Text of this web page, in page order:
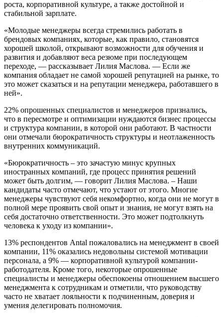
роста, корпоративной культуре, а также достойной и
стабильной зарплате.
«Молодые менеджеры всегда стремились работать в
брендовых компаниях, которые, как правило, становятся
хорошей школой, открывают возможности для обучения и
развития и добавляют веса резюме при последующем
переходе, — рассказывает Лилия Маслова. — Если же
компания обладает не самой хорошей репутацией на рынке, то
это может сказаться и на репутации менеджера, работавшего в
ней».
22% опрошенных специалистов и менеджеров признались,
что в пересмотре и оптимизации нуждаются бизнес процессы
и структура компании, в которой они работают. В частности
они отмечали бюрократичность структуры и неотлаженность
внутренних коммуникаций.
«Бюрократичность – это зачастую минус крупных
иностранных компаний, где процесс принятия решений
может быть долгим, — говорит Лилия Маслова. – Наши
кандидаты часто отмечают, что устают от этого. Многие
менеджеры чувствуют себя некомфортно, когда они не могут в
полной мере проявить свой опыт и знания, не могут взять на
себя достаточно ответственности. Это может подтолкнуть
человека к уходу из компании».
13% респондентов Antal пожаловались на менеджмент в своей
компании, 11% оказались недовольны системой мотивации
персонала, а 9% — корпоративной культурой компании-
работодателя. Кроме того, некоторые опрошенные
специалисты и менеджеры обеспокоены отношением высшего
менеджмента к сотрудникам и отметили, что руководству
часто не хватает лояльности к подчиненным, доверия и
умения делегировать полномочия.